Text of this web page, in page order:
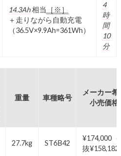
14.3Ah相当 ［※］
＋走りながら自動充電
（36.5V×9.9Ah=361Wh）
4
時
間
10
分
重量 車種略号
メーカー希
小売価格
27.7kg ST6B42
¥174,000（
抜¥158,182